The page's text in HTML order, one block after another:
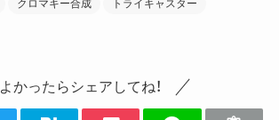
クロマキー合成 トライキャスター
よかったらシェアしてね！